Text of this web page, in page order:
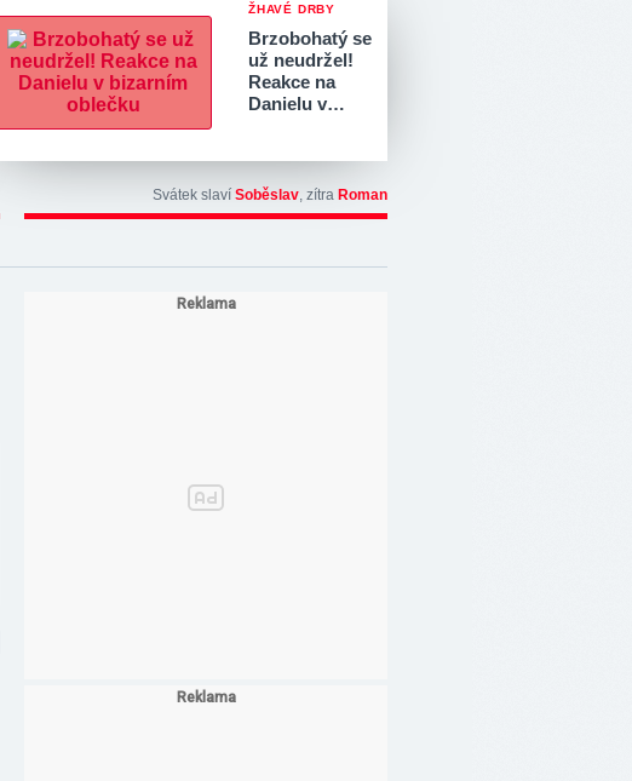
ŽHAVÉ DRBY
Brzobohatý se
už neudržel!
Reakce na
Danielu v…
Svátek slaví Soběslav, zítra Roman